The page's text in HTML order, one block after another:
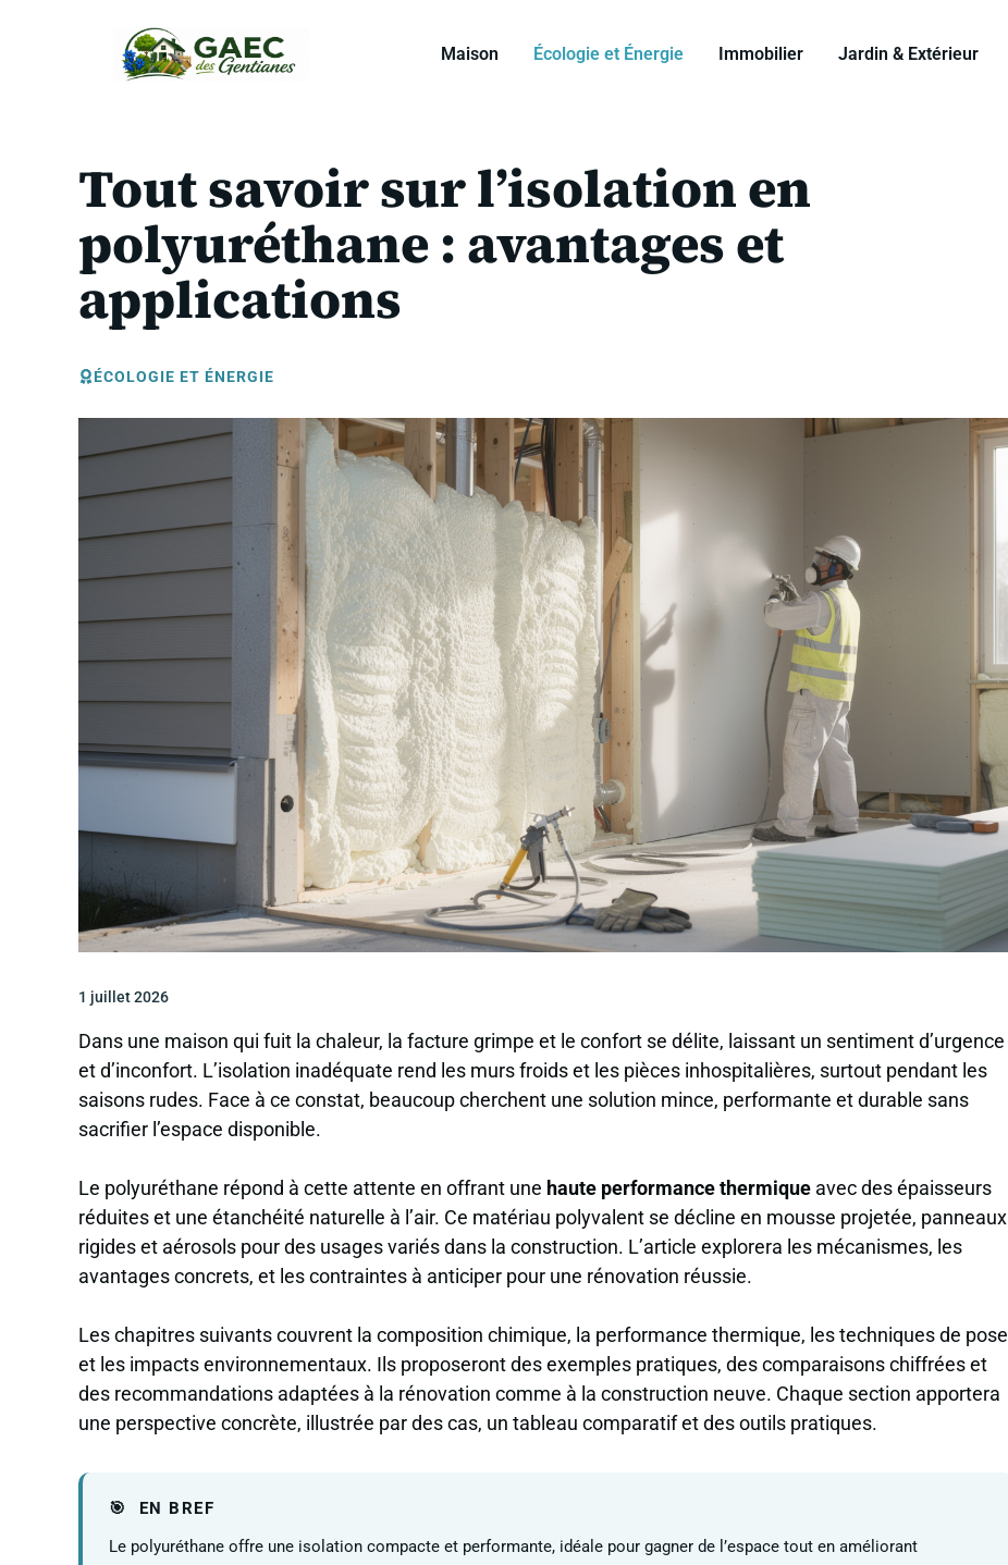
Maison Écologie et Énergie Immobilier Jardin & Extérieur
Tout savoir sur l’isolation en
polyuréthane : avantages et
applications
ÉCOLOGIE ET ÉNERGIE
1 juillet 2026
Dans une maison qui fuit la chaleur, la facture grimpe et le confort se délite, laissant un sentiment d’urgence
et d’inconfort. L’isolation inadéquate rend les murs froids et les pièces inhospitalières, surtout pendant les
saisons rudes. Face à ce constat, beaucoup cherchent une solution mince, performante et durable sans
sacrifier l’espace disponible.
Le polyuréthane répond à cette attente en offrant une haute performance thermique avec des épaisseurs
réduites et une étanchéité naturelle à l’air. Ce matériau polyvalent se décline en mousse projetée, panneaux
rigides et aérosols pour des usages variés dans la construction. L’article explorera les mécanismes, les
avantages concrets, et les contraintes à anticiper pour une rénovation réussie.
Les chapitres suivants couvrent la composition chimique, la performance thermique, les techniques de pose
et les impacts environnementaux. Ils proposeront des exemples pratiques, des comparaisons chiffrées et
des recommandations adaptées à la rénovation comme à la construction neuve. Chaque section apportera
une perspective concrète, illustrée par des cas, un tableau comparatif et des outils pratiques.
EN BREF
Le polyuréthane offre une isolation compacte et performante, idéale pour gagner de l’espace tout en améliorant